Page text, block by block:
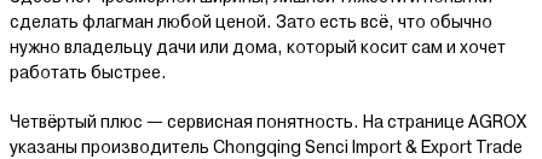
сделать флагман любой ценой. Зато есть всё, что обычно
нужно владельцу дачи или дома, который косит сам и хочет
работать быстрее.
Четвёртый плюс — сервисная понятность. На странице AGROX
указаны производитель Chongqing Senci Import & Export Trade